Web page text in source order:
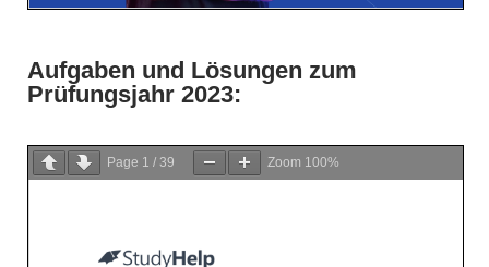
Aufgaben und Lösungen zum
Prüfungsjahr 2023:
Page 1 / 39 Zoom 100%